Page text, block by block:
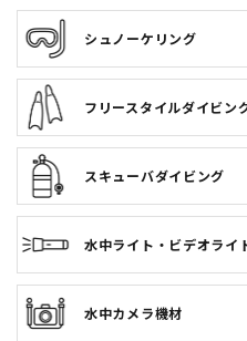
GULL「ハードシェルスーツケ
トも！3月22日まで延長！
2026.01.30
ダイビング＆スノーケル専門
日（日）から！
2026.01.01
ダイビング＆スノーケル専門
から！
2025.12.15
年末年始の営業日のお知らせ
シュノーケリング
フリースタイルダイビン
スキューバダイビング
水中ライト・ビデオライ
水中カメラ機材